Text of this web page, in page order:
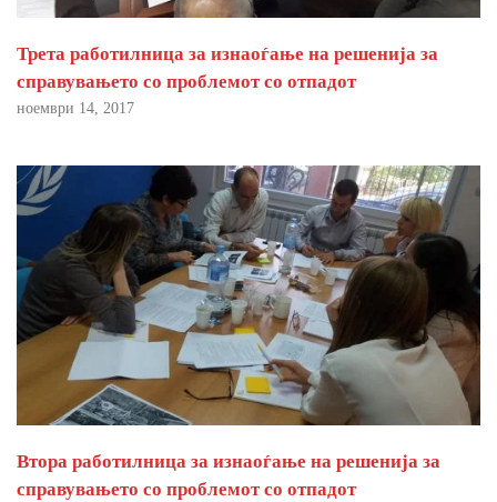
Трета работилница за изнаоѓање на решенија за
справувањето со проблемот со отпадот
ноември 14, 2017
Втора работилница за изнаоѓање на решенија за
справувањето со проблемот со отпадот